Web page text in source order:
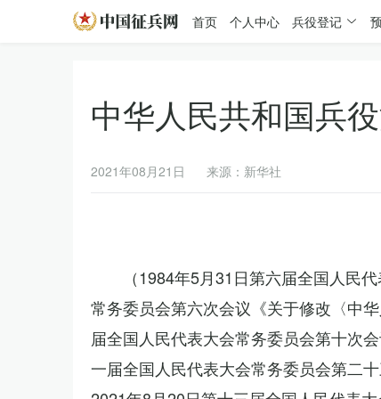
首页 个人中心 兵役登记
中华人民共和国兵
2021年08月21日 来源：新华社
（1984年5月31日第六届全国人民
常务委员会第六次会议《关于修改〈中
届全国人民代表大会常务委员会第十次
一届全国人民代表大会常务委员会第二